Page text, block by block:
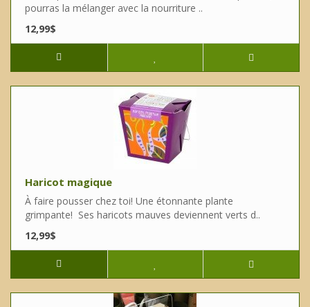
pourras la mélanger avec la nourriture ..
12,99$
Haricot magique
À faire pousser chez toi! Une étonnante plante
grimpante! Ses haricots mauves deviennent verts d..
12,99$